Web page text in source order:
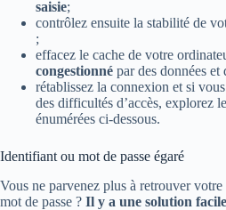
saisie;
contrôlez ensuite la stabilité de
;
effacez le cache de votre
congestionné par des données et
rétablissez la connexion et si
des difficultés d’accès, explorez
énumérées ci-dessous.
Identifiant ou mot de passe égaré
Vous ne parvenez plus à retrouver
mot de passe ? Il y a une solution